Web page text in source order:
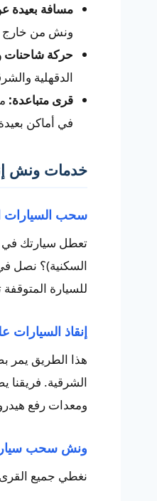
مسافة بعيدة
ونش من خارج المركز يعني
حركة شاحنات
الدقهلية
قرى متباعدة:
في أماكن
خدمات ونش
سحب السيارات
تعطل سيارتك في
للسيارة المتوقفة
إنقاذ
هذا الطريق يمر
ومعدات رفع
ونش سحب
نغطي جميع القرى